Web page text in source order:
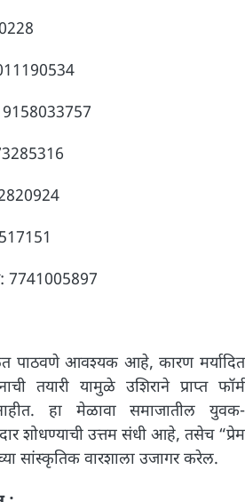
7741005897
पाठवणे आवश्यक आहे, कारण मर्यादित
तयारी यामुळे उशिराने प्राप्त फॉर्म
हा मेळावा समाजातील युवक-
शोधण्याची उत्तम संधी आहे, तसेच “प्रेम
सांस्कृतिक वारशाला उजागर करेल.